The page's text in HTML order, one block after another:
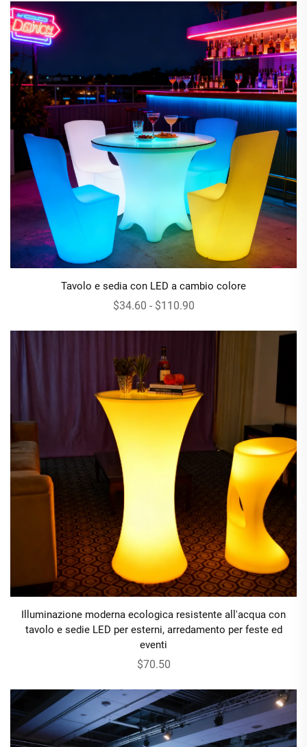
Tavolo e sedia con LED a cambio colore
$34.60 - $110.90
Illuminazione moderna ecologica resistente all'acqua con
tavolo e sedie LED per esterni, arredamento per feste ed
eventi
$70.50